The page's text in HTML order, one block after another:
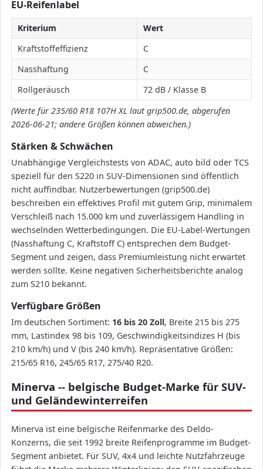
EU-Reifenlabel
Kriterium
Wert
Kraftstoffeffizienz
C
Nasshaftung
C
Rollgeräusch
72 dB / Klasse B
(Werte für 235/60 R18 107H XL laut grip500.de, abgerufen
2026-06-21; andere Größen können abweichen.)
Stärken & Schwächen
Unabhängige Vergleichstests von ADAC, auto bild oder TCS
speziell für den S220 in SUV-Dimensionen sind öffentlich
nicht auffindbar. Nutzerbewertungen (grip500.de)
beschreiben ein effektives Profil mit gutem Grip, minimalem
Verschleiß nach 15.000 km und zuverlässigem Handling in
wechselnden Wetterbedingungen. Die EU-Label-Wertungen
(Nasshaftung C, Kraftstoff C) entsprechen dem Budget-
Segment und zeigen, dass Premiumleistung nicht erwartet
werden sollte. Keine negativen Sicherheitsberichte analog
zum S210 bekannt.
Verfügbare Größen
Im deutschen Sortiment: 16 bis 20 Zoll, Breite 215 bis 275
mm, Lastindex 98 bis 109, Geschwindigkeitsindizes H (bis
210 km/h) und V (bis 240 km/h). Repräsentative Größen:
215/65 R16, 245/65 R17, 275/40 R20.
Minerva -- belgische Budget-Marke für SUV-
und Geländewinterreifen
Minerva ist eine belgische Reifenmarke des Deldo-
Konzerns, die seit 1992 breite Reifenprogramme im Budget-
Segment anbietet. Für SUV, 4x4 und leichte Nutzfahrzeuge